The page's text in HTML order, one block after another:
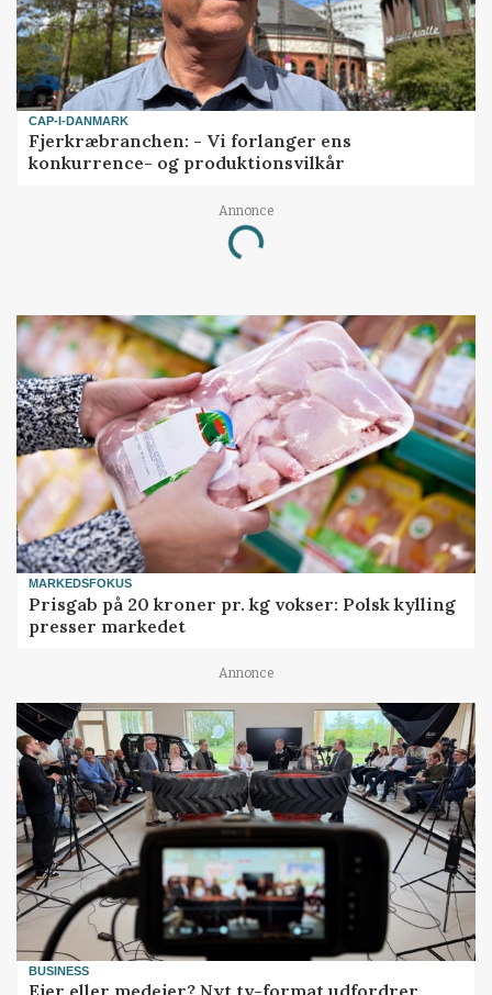
CAP-I-DANMARK
Fjerkræbranchen: - Vi forlanger ens
konkurrence- og produktionsvilkår
Annonce
Loading...
MARKEDSFOKUS
Prisgab på 20 kroner pr. kg vokser: Polsk kylling
presser markedet
Annonce
BUSINESS